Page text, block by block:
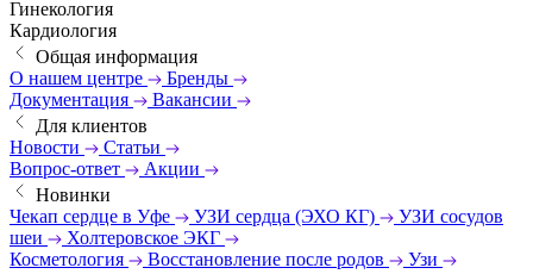
Гинекология
Кардиология
Общая информация
О нашем центре
Бренды
Документация
Вакансии
Для клиентов
Новости
Статьи
Вопрос-ответ
Акции
Новинки
Чекап сердце в Уфе
УЗИ сердца (ЭХО КГ)
УЗИ сосудов
шеи
Холтеровское ЭКГ
Косметология
Восстановление после родов
Узи